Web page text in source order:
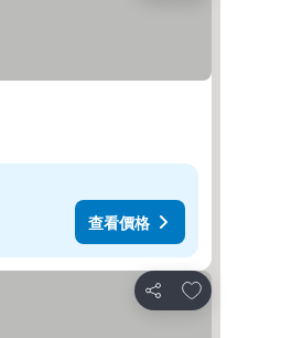
查看價格
分享
放到收藏夾